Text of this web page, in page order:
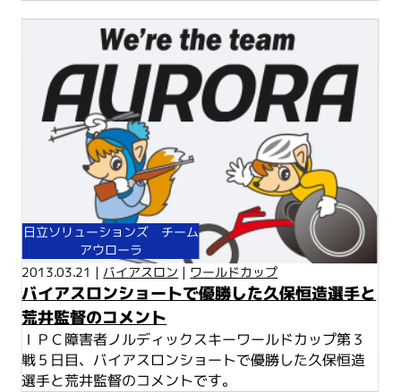
日立ソリューションズ チーム
アウローラ
2013.03.21 | バイアスロン | ワールドカップ
バイアスロンショートで優勝した久保恒造選手と
荒井監督のコメント
ＩＰＣ障害者ノルディックスキーワールドカップ第３
戦５日目、バイアスロンショートで優勝した久保恒造
選手と荒井監督のコメントです。